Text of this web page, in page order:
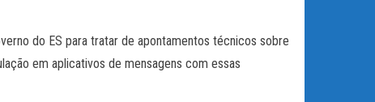
do ES para tratar de apontamentos técnicos sobre
em aplicativos de mensagens com essas